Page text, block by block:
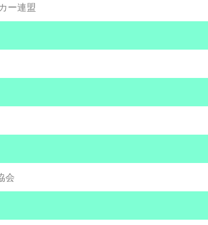
ー連盟
会